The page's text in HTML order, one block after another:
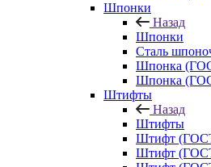
Шпонки
Назад
Шпонки
Сталь
Шпонка
Шпонка
Штифты
Назад
Штифты
Штифт
Штифт